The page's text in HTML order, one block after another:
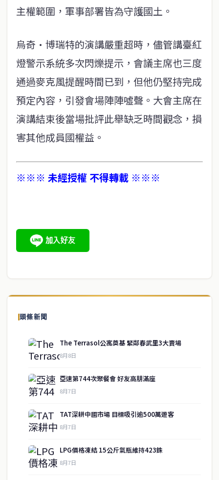
主權範圍，軍事部署皆為守護國土。
烏奇·博瑞特的演講嚴重超時，儘管講臺紅
燈警示系統多次閃爍提示，會議主席也三度
通過麥克風提醒時間已到，但他仍堅持完成
預定內容，引發會場陣陣噓聲。大會主席在
演講結束後當場批評此舉缺乏時間觀念，損
害其他成員國權益。
※※※ 未經授權 不得轉載 ※※※
頭條新聞
The Terrasol公寓奠基 緊鄰春武里3大賣場
8月8日
亞速第744次聚餐會 好友高朋滿座
8月7日
TAT深耕中國市場 目標吸引逾500萬遊客
8月7日
LPG價格凍結 15公斤氣瓶維持423銖
8月7日
service@thaichinesenews.com